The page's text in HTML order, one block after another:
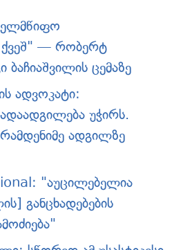
ქვეშ" — რობერტ
ცემაზე
ადვოკატი:
უჭირს.
ადგილზე
"აუცილებელია
განცხადებების